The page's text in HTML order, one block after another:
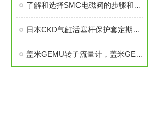
了解和选择SMC电磁阀的步骤和依据是非常重要的
日本CKD气缸活塞杆保护套定期维护可以延长使用寿命
盖米GEMU转子流量计，盖米GEMU隔膜阀，盖米GEMU限位开关